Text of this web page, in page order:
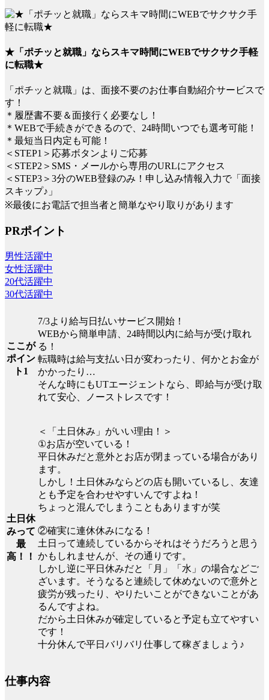
★「ポチッと就職」ならスキマ時間にWEBでサクサク手軽
に転職★
「ポチッと就職」は、面接不要のお仕事自動紹介サービスで
す！
＊履歴書不要＆面接行く必要なし！
＊WEBで手続きができるので、24時間いつでも選考可能！
＊最短当日内定も可能！
＜STEP1＞応募ボタンよりご応募
＜STEP2＞SMS・メールから専用のURLにアクセス
＜STEP3＞3分のWEB登録のみ！申し込み情報入力で「面接
スキップ♪」
※最後にお電話で担当者と簡単なやり取りがあります
PRポイント
男性活躍中
女性活躍中
20代活躍中
30代活躍中
ここが
ポイン
ト1
7/3より給与日払いサービス開始！
WEBから簡単申請、24時間以内に給与が受け取れ
る！
転職時は給与支払い日が変わったり、何かとお金が
かかったり…
そんな時にもUTエージェントなら、即給与が受け取
れて安心、ノーストレスです！
土日休
みって
最
高！！
＜「土日休み」がいい理由！＞
①お店が空いている！
平日休みだと意外とお店が閉まっている場合があり
ます。
しかし！土日休みならどの店も開いているし、友達
とも予定を合わせやすいんですよね！
ちょっと混んでしまうこともありますが笑
②確実に連休休みになる！
土日って連続しているからそれはそうだろうと思う
かもしれませんが、その通りです。
しかし逆に平日休みだと「月」「水」の場合などご
ざいます。そうなると連続して休めないので意外と
疲労が残ったり、やりたいことができないことがあ
るんですよね。
だから土日休みが確定していると予定も立てやすい
です！
十分休んで平日バリバリ仕事して稼ぎましょう♪
仕事内容